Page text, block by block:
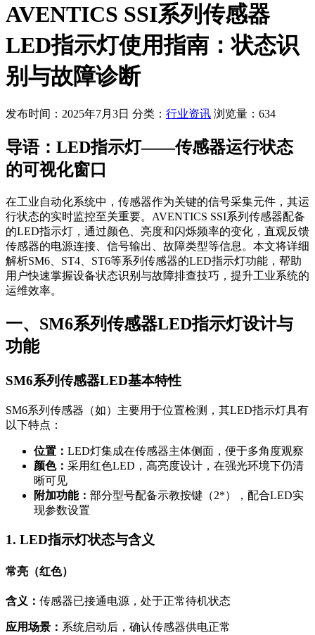
AVENTICS SSI系列传感器
LED指示灯使用指南：状态识
别与故障诊断
发布时间：2025年7月3日 分类： 行业资讯 浏览量：634
导语：LED指示灯——传感器运行状态
的可视化窗口
在工业自动化系统中，传感器作为关键的信号采集元件，其运
行状态的实时监控至关重要。AVENTICS SSI系列传感器配备
的LED指示灯，通过颜色、亮度和闪烁频率的变化，直观反馈
传感器的电源连接、信号输出、故障类型等信息。本文将详细
解析SM6、ST4、ST6等系列传感器的LED指示灯功能，帮助
用户快速掌握设备状态识别与故障排查技巧，提升工业系统的
运维效率。
一、SM6系列传感器LED指示灯设计与
功能
SM6系列传感器LED基本特性
SM6系列传感器（如）主要用于位置检测，其LED指示灯具有
以下特点：
位置： LED灯集成在传感器主体侧面，便于多角度观察
颜色： 采用红色LED，高亮度设计，在强光环境下仍清
晰可见
附加功能： 部分型号配备示教按键（2*），配合LED实
现参数设置
1. LED指示灯状态与含义
常亮（红色）
含义： 传感器已接通电源，处于正常待机状态
应用场景： 系统启动后，确认传感器供电正常